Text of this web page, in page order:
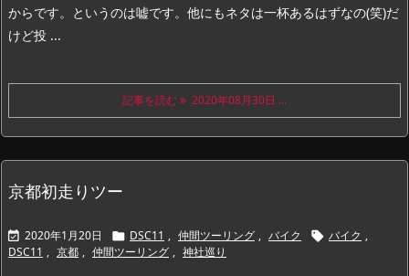
からです。というのは嘘です。 他にもネタは一杯あるはずなの(笑)だ
けど投 ...
記事を読む 2020年08月30日 ...
京都初走りツー
 2020年1月20日  DSC11 , 仲間ツーリング , バイク  バイク ,
DSC11 , 京都 , 仲間ツーリング , 神社巡り